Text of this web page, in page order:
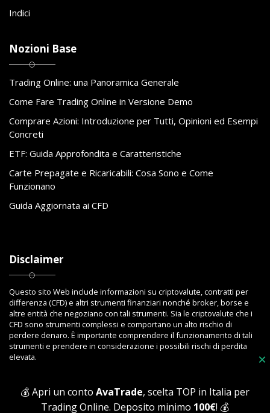
×
💰 Apri un conto AvaTrade, scelta TOP in Italia per
Trading Online. Deposito minimo 100€! 💰
Indici
Nozioni Base
Trading Online: una Panoramica Generale
Come Fare Trading Online in Versione Demo
Comprare Azioni: Introduzione per Tutti, Opinioni ed Esempi
Concreti
ETF: Guida Approfondita e Caratteristiche
Carte Prepagate e Ricaricabili: Cosa Sono e Come
Funzionano
Guida Aggiornata ai CFD
Disclaimer
Questo sito Web include informazioni su criptovalute, contratti per
differenza (CFD) e altri strumenti finanziari nonché broker, borse e
altre entità che negoziano con tali strumenti. Sia le criptovalute che i
CFD sono strumenti complessi e comportano un alto rischio di
perdere denaro. È importante comprendere il funzionamento di tali
strumenti e prendere in considerazione i possibili rischi di perdita
elevata.